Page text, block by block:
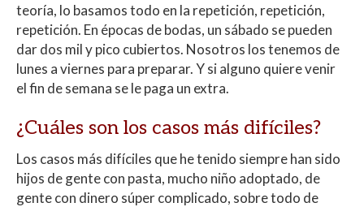
teoría, lo basamos todo en la repetición, repetición,
repetición. En épocas de bodas, un sábado se pueden
dar dos mil y pico cubiertos. Nosotros los tenemos de
lunes a viernes para preparar. Y si alguno quiere venir
el fin de semana se le paga un extra.
¿Cuáles son los casos más difíciles?
Los casos más difíciles que he tenido siempre han sido
hijos de gente con pasta, mucho niño adoptado, de
gente con dinero súper complicado, sobre todo de